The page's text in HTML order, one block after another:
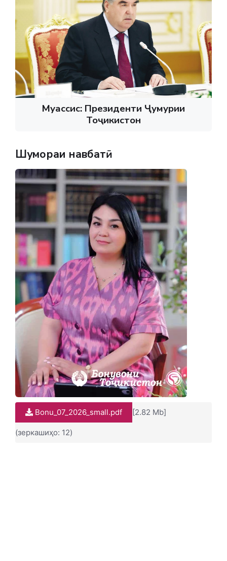
Муассис: Президенти Ҷумҳурии
Тоҷикистон
Шумораи навбатӣ
Bonu_07_2026_small.pdf [2.82 Mb]
(зеркашиҳо: 12)